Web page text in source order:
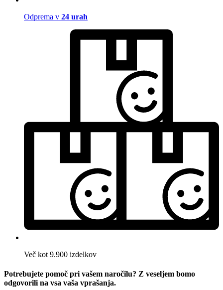
Odprema v 24 urah
Več kot 9.900 izdelkov
Potrebujete pomoč pri vašem naročilu? Z veseljem bomo
odgovorili na vsa vaša vprašanja.